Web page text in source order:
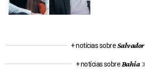
+ notícias sobreSalvador
+ notícias sobre Bahia